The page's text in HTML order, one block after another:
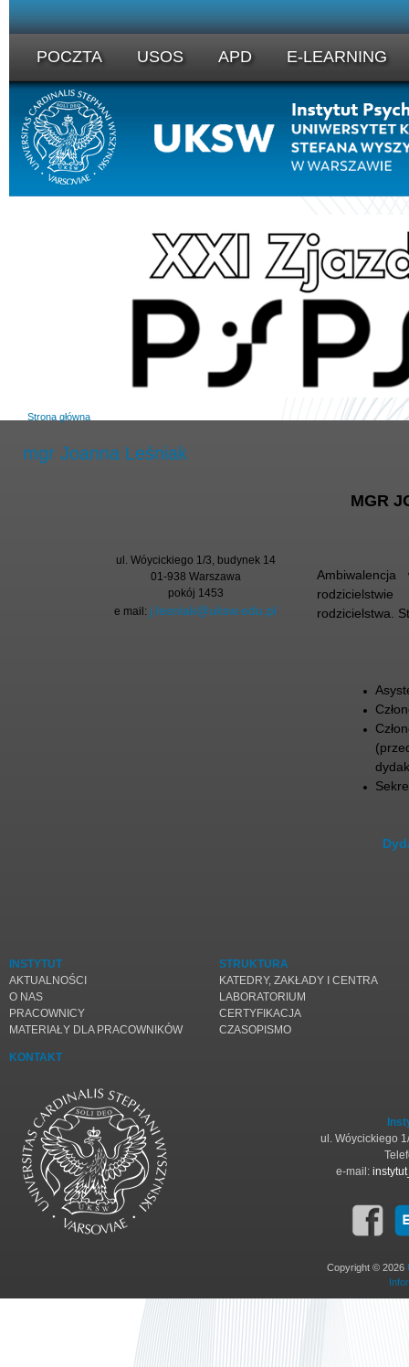
POCZTA USOS APD E-LEARNING
Strona główna
mgr Joanna Leśniak
MGR
ul. Wóycickiego 1/3, budynek 14
01-938 Warszawa
pokój 1453
e mail: j.lesniak@uksw.edu.pl
rodzicielstwa.
INSTYTUT
AKTUALNOŚCI
O NAS
PRACOWNICY
MATERIAŁY DLA PRACOWNIKÓW
KONTAKT
STRUKTURA
KATEDRY, ZAKŁADY I CENTRA
LABORATORIUM
CERTYFIKACJA
CZASOPISMO
ul. Wóycickiego
e-mail:
Copyright © 2026